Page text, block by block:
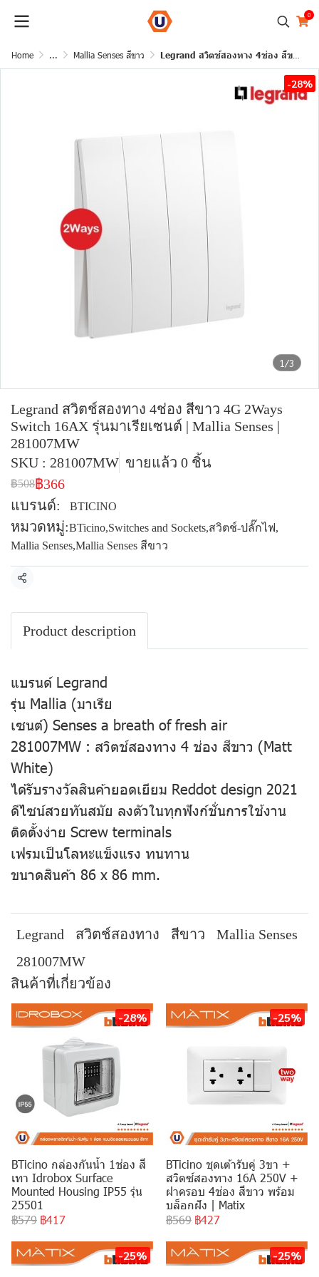
0
Home ... Mallia Senses สีขาว Legrand สวิตช์สองทาง 4ช่อง สีขาว 4G 2Ways Switch 16AX รุ่นมาเรียเซนต์ | Mallia Senses | 281007MW
1/3
-28%
Legrand สวิตช์สองทาง 4ช่อง สีขาว 4G 2Ways
Switch 16AX รุ่นมาเรียเซนต์ | Mallia Senses |
281007MW
SKU : 281007MW ขายแล้ว 0 ชิ้น
฿508฿366
แบรนด์:
BTICINO
หมวดหมู่:BTicino,Switches and Sockets,สวิตช์-ปลั๊กไฟ,
Mallia Senses,Mallia Senses สีขาว
แชร์
Product description
แบรนด์ Legrand
รุ่น Mallia (มาเรีย
เซนต์) Senses a breath of fresh air
281007MW : สวิตช์สองทาง 4 ช่อง สีขาว (Matt
White)
ได้รับรางวัลสินค้ายอดเยียม Reddot design 2021
ดีไซน์สวยทันสมัย ลงตัวในทุกฟังก์ชั่นการใช้งาน
ติดตั้งง่าย Screw terminals
เฟรมเป็นโลหะแข็งแรง ทนทาน
ขนาดสินค้า 86 x 86 mm.
Legrand สวิตช์สองทาง สีขาว
Mallia Senses
281007MW
สินค้าที่เกี่ยวข้อง
-28%
BTicino กล่องกันน้ำ 1ช่อง สี
เทา Idrobox Surface
Mounted Housing IP55 รุ่น
25501
฿579 ฿417
-25%
BTicino ชุดเต้ารับคู่ 3ขา +
สวิตซ์สองทาง 16A 250V +
ฝาครอบ 4ช่อง สีขาว พร้อม
บล็อกฝัง | Matix
฿569 ฿427
-25% -25%